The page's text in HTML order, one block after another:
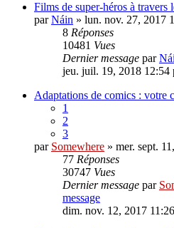
Films de super-héros à travers
parNáin » lun. nov. 27, 2017
8 Réponses
10481 Vues
Dernier message par
jeu. juil. 19, 2018 12:54
Adaptations de comics : votre
1
2
3
par Somewhere » mer. sept.
77 Réponses
30747 Vues
Dernier message par
message
dim. nov. 12, 2017